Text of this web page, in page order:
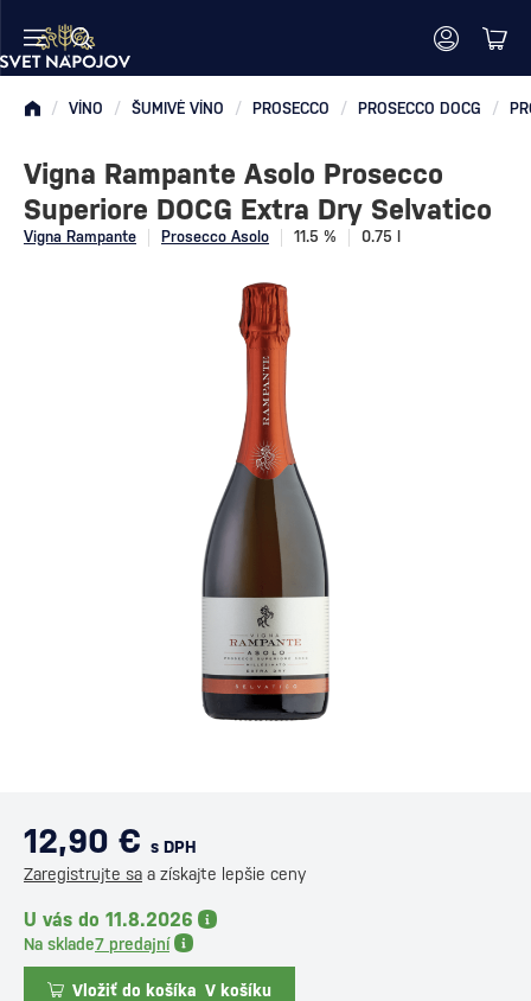
/ VÍNO / ŠUMIVÉ VÍNO / PROSECCO / PROSECCO DOCG /
Vigna Rampante Prosecco Asolo 11.5 % 0.75 l
Vigna Rampante Asolo Prosecco
Superiore DOCG Extra Dry Selvatico
12,90 € s DPH
Zaregistrujte sa a získajte lepšie ceny
U vás do 11.8.2026
Na sklade7 predajní
Vložiť do košíka V košíku